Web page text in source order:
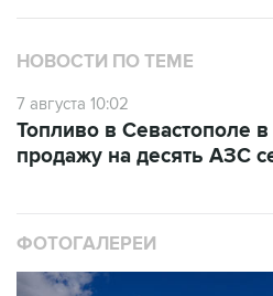
НОВОСТИ ПО ТЕМЕ
7 августа 10:02
продажу на десять АЗС